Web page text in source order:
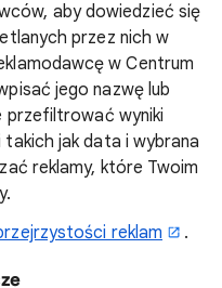
aby dowiedzieć się
przez nich w
w Centrum
jego nazwę lub
przefiltrować wyniki
takich jak data i wybrana
reklamy, które Twoim
reklam .